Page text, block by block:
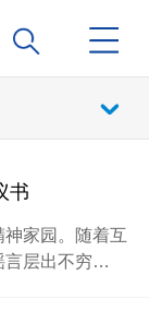
书
家园。随着互
言层出不穷…